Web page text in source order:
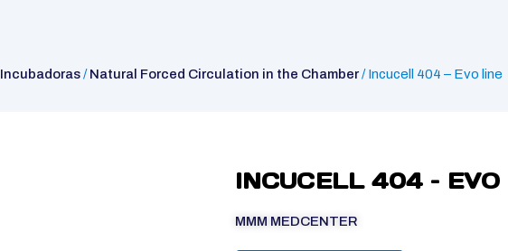
Incubadoras/Natural Forced Circulation in the Chamber/ Incucell 404 – Evo line
INCUCELL 404 – EVO
MMM MEDCENTER